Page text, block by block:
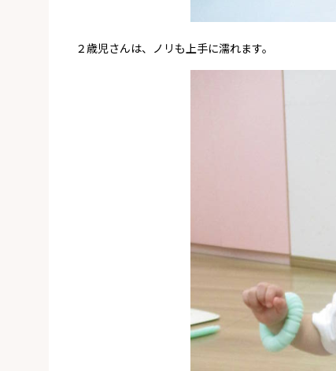
２歳児さんは、ノリも上手に濡れます。